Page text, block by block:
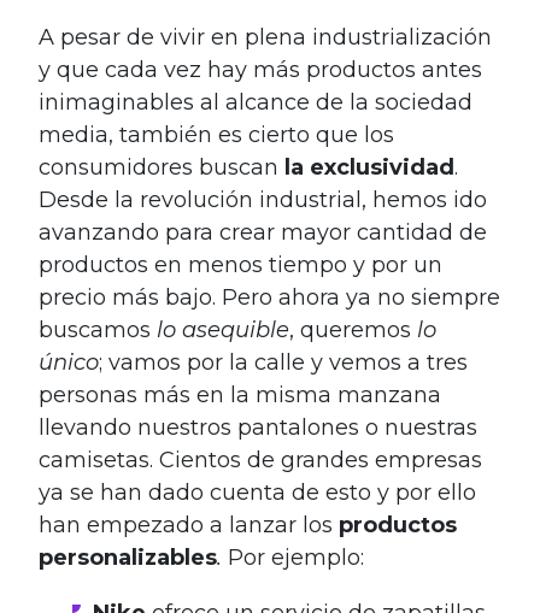
A pesar de vivir en plena industrialización
y que cada vez hay más productos antes
inimaginables al alcance de la sociedad
media, también es cierto que los
consumidores buscan la exclusividad.
Desde la revolución industrial, hemos ido
avanzando para crear mayor cantidad de
productos en menos tiempo y por un
precio más bajo. Pero ahora ya no siempre
buscamos lo asequible, queremos lo
único; vamos por la calle y vemos a tres
personas más en la misma manzana
llevando nuestros pantalones o nuestras
camisetas. Cientos de grandes empresas
ya se han dado cuenta de esto y por ello
han empezado a lanzar los productos
personalizables. Por ejemplo: